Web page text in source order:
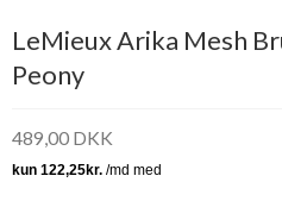
LeMieux Arika Mesh
Peony
489,00 DKK